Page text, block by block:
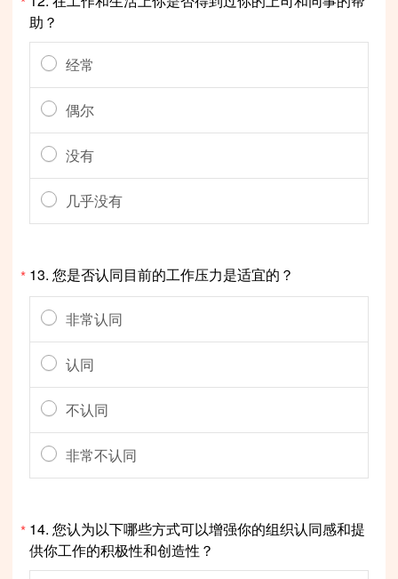
助？
经常
偶尔
没有
几乎没有
* 13. 您是否认同目前的工作压力是适宜的？
非常认同
认同
不认同
非常不认同
* 14. 您认为以下哪些方式可以增强你的组织认同感和提
供你工作的积极性和创造性？